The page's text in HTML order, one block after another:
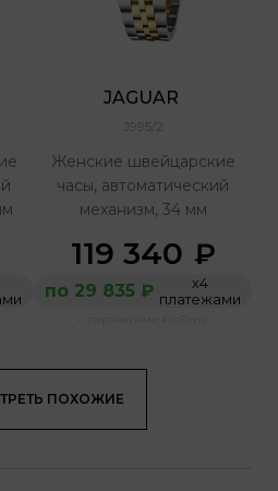
JAGUAR
J995/2
Женские швейцарские
часы, автоматический
механизм, 34 мм
119 340 ₽
по 29 835 ₽
х4
платежами
ПОХОЖИЕ